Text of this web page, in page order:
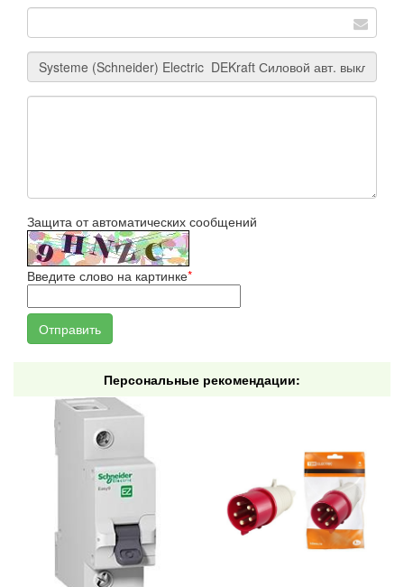
Защита от автоматических сообщений
Введите слово на картинке*
Персональные рекомендации: